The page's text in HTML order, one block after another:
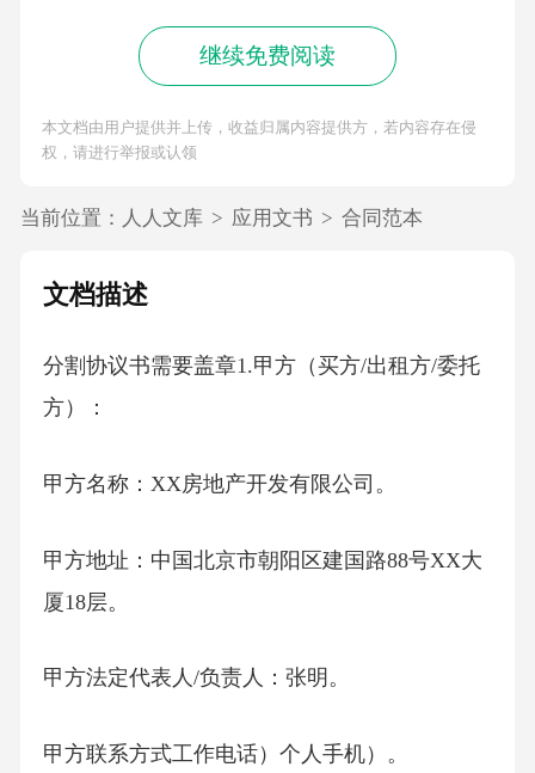
继续免费阅读
本文档由用户提供并上传，收益归属内容提供方，若内容存在侵
权，请进行举报或认领
当前位置： 人人文库 > 应用文书 > 合同范本
文档描述
分割协议书需要盖章1.甲方（买方/出租方/委托
方）：
甲方名称：XX房地产开发有限公司。
甲方地址：中国北京市朝阳区建国路88号XX大
厦18层。
甲方法定代表人/负责人：张明。
甲方联系方式工作电话）个人手机）。